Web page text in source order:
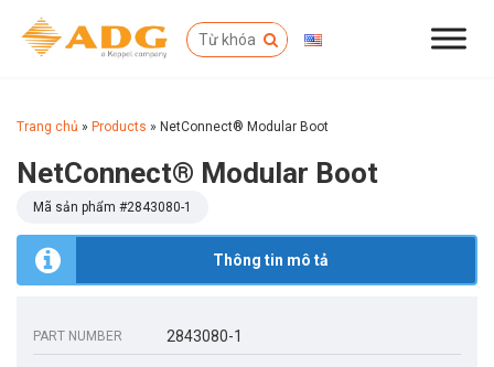
Trang chủ » Products » NetConnect® Modular Boot
NetConnect® Modular Boot
Mã sản phẩm #2843080-1
Thông tin mô tả
PART NUMBER 2843080-1